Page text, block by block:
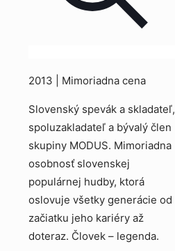
2013 | Mimoriadna cena
Slovenský spevák a skladateľ,
spoluzakladateľ a bývalý člen
skupiny MODUS. Mimoriadna
osobnosť slovenskej
populárnej hudby, ktorá
oslovuje všetky generácie od
začiatku jeho kariéry až
doteraz. Človek – legenda.